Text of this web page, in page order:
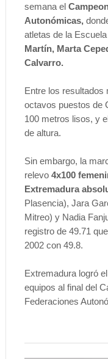
semana el
Autonómicas,
atletas de la
Martín, Marta
Calvarro.
Entre los resultados
octavos puestos de
100 metros lisos, y
de altura.
Sin embargo, la
relevo 4x100
Extremadura
Plasencia), Jara
Mitreo) y Nadia
registro de 49.71
2002 con 49.8.
Extremadura logró el
equipos al final del
Federaciones